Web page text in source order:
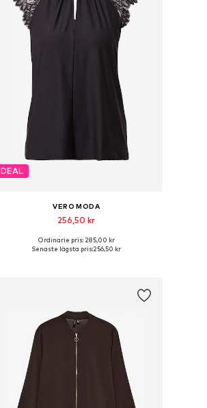
DEAL
VERO MODA
256,50 kr
+2
Tillgängliga storlekar: XS, S, M, L, XL
Ordinarie pris: 285,00 kr
Senaste lägsta pris:256,50 kr